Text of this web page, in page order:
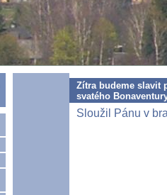
Zítra budeme slavit
svatého
Sloužil Pánu v